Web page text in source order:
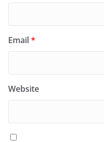
Email*
Website